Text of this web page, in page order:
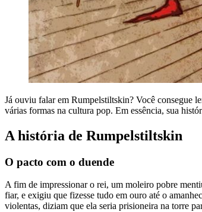
Já ouviu falar em Rumpelstiltskin? Você consegue
várias formas na cultura pop. Em essência, sua
A história de Rumpelstiltskin
O pacto com o duende
A fim de impressionar o rei, um moleiro pobre
fiar, e exigiu que fizesse tudo em ouro até o
violentas, diziam que ela seria prisioneira na torre